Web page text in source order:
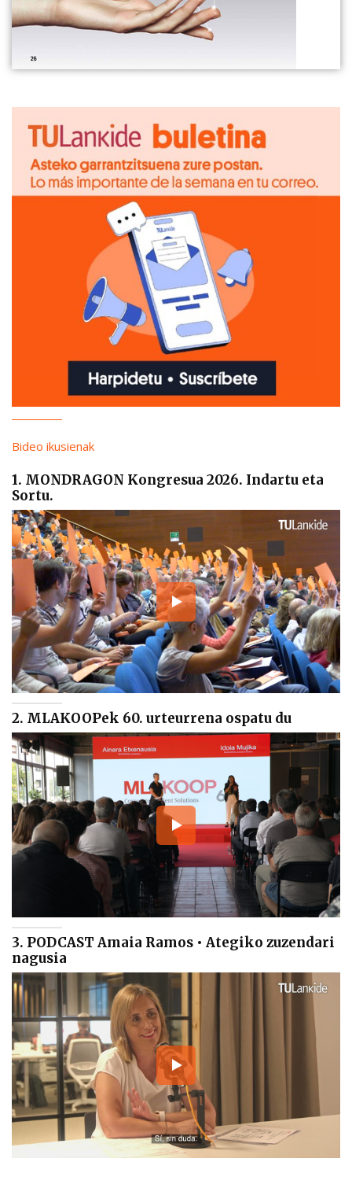
Bideo ikusienak
1. MONDRAGON Kongresua 2026. Indartu eta
Sortu.
2. MLAKOOPek 60. urteurrena ospatu du
3. PODCAST Amaia Ramos • Ategiko zuzendari
nagusia